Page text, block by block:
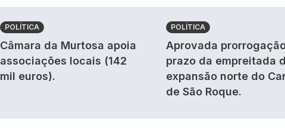
POLÍTICA
Câmara da Murtosa apoia
associações locais (142
mil euros).
POLÍTICA
Aprovada
prazo da empreitada
expansão norte do
de São Roque.